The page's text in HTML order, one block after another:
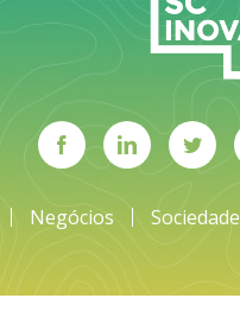
Negócios Sociedade